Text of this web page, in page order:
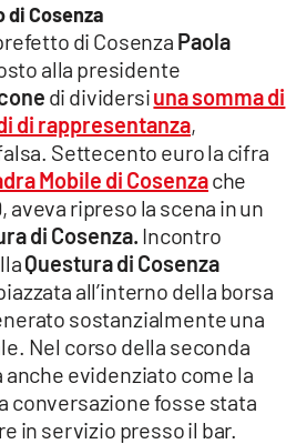
di Cosenza
di Cosenza Paola
alla presidente
di dividersiuna somma di
di rappresentanza,
Settecento euro la cifra
Mobile di Cosenzache
aveva ripreso la scena in un
di Cosenza. Incontro
Questura di Cosenza
all’interno della borsa
sostanzialmente una
Nel corso della seconda
evidenziato come la
conversazione fosse stata
in servizio presso il bar.